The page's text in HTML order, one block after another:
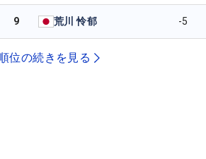
9 荒川 怜郁 -5
位の続きを見る